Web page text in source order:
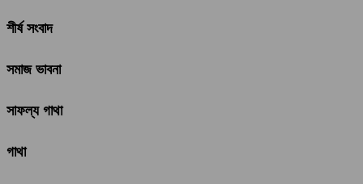
শীর্ষ সংবাদ
সমাজ ভাবনা
সাফল্য গাথা
গাথা